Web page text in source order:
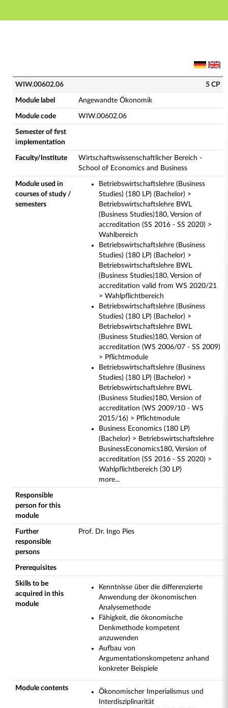
Main navigation
WIW.00602.06 - Angewandte Ökonomik (Complete
WIW.00602.06 5 CP
Module label Angewandte Ökonomik
Module code WIW.00602.06
Semester of first
implementation
Faculty/Institute
Wirtschaftswissenschaftlicher Bereich -
School of Economics and Business
Module used in
courses of study /
semesters
Betriebswirtschaftslehre (Business
Studies) (180 LP) (Bachelor) >
Betriebswirtschaftslehre BWL
(Business Studies)180, Version of
accreditation (SS 2016 - SS 2020) >
Wahlbereich
Betriebswirtschaftslehre (Business
Studies) (180 LP) (Bachelor) >
Betriebswirtschaftslehre BWL
(Business Studies)180, Version of
accreditation valid from WS 2020/21
> Wahlpflichtbereich
Betriebswirtschaftslehre (Business
Studies) (180 LP) (Bachelor) >
Betriebswirtschaftslehre BWL
(Business Studies)180, Version of
accreditation (WS 2006/07 - SS 2009)
> Pflichtmodule
Betriebswirtschaftslehre (Business
Studies) (180 LP) (Bachelor) >
Betriebswirtschaftslehre BWL
(Business Studies)180, Version of
accreditation (WS 2009/10 - WS
2015/16) > Pflichtmodule
Business Economics (180 LP)
(Bachelor) > Betriebswirtschaftslehre
BusinessEconomics180, Version of
accreditation (SS 2016 - SS 2020) >
Wahlpflichtbereich (30 LP)
more...
Responsible
person for this
module
Further
responsible
persons
Prof. Dr. Ingo Pies
Prerequisites
Skills to be
acquired in this
module
Kenntnisse über die differenzierte
Anwendung der ökonomischen
Analysemethode
Fähigkeit, die ökonomische
Denkmethode kompetent
anzuwenden
Aufbau von
Argumentationskompetenz anhand
konkreter Beispiele
Module contents
Ökonomischer Imperialismus und
Interdisziplinarität